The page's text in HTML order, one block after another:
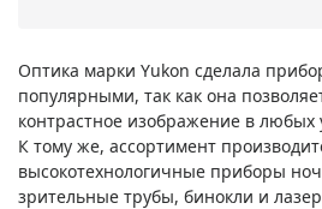
Оптика марки Yukon сделала
популярными, так как она
контрастное изображение в любых
К тому же, ассортимент
высокотехнологичные приборы
зрительные трубы, бинокли и